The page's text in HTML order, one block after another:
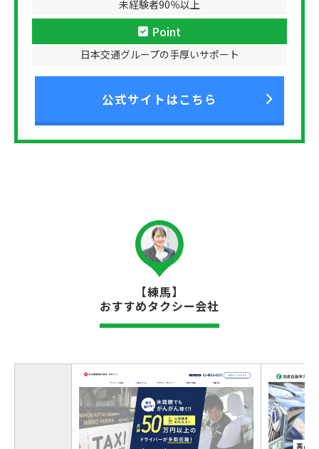
未経験者90％以上
Point
日本交通グループの手厚いサポート
公式サイトはこちら
【練馬】
おすすめタクシー会社